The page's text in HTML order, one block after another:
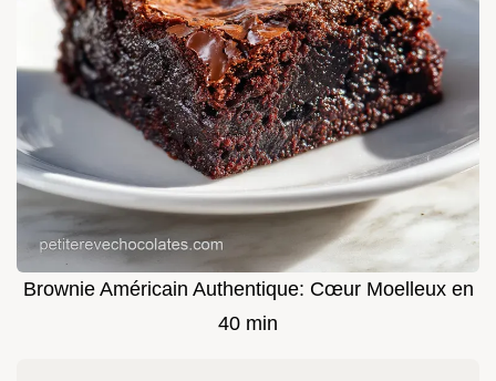
Brownie Américain Authentique: Cœur Moelleux en
40 min